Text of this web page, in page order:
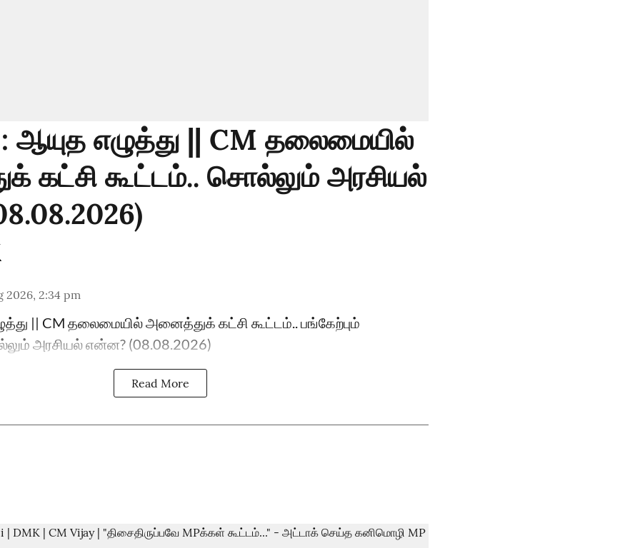
ஆயுத எழுத்து || CM தலைமையில்
கட்சி கூட்டம்.. சொல்லும் அரசியல்
2026, 2:34 pm
|| CM தலைமையில் அனைத்துக் கட்சி கூட்டம்.. பங்கேற்பும்
அரசியல் என்ன? (08.08.2026)
Read More